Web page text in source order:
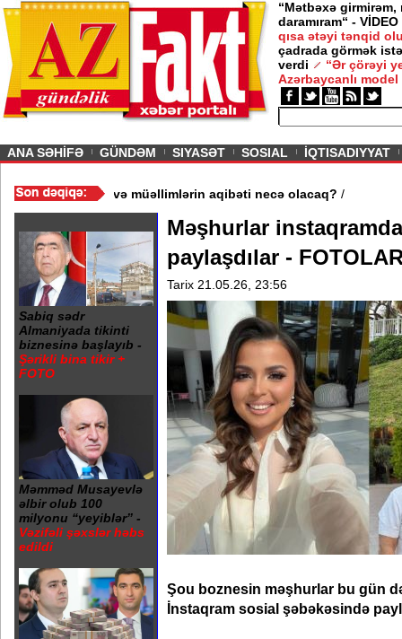
“Mətbəxə girmirəm,
daramıram“ - VİDEO
qısa ətəyi tənqid
çadrada görmək
verdi
“Ər çörəyi
Azərbaycanlı model
ANA SƏHİFƏ GÜNDƏM SIYASƏT SOSIAL İQTISADIYYAT
bağlandı - Şagird və müəllimlərin aqibəti necə olacaq?
Sabiq sədr
Almaniyada tikinti
biznesinə başlayıb -
Şərikli bina tikir +
FOTO
Məmməd Musayevlə
əlbir olub 100
milyonu “yeyiblər” -
Vəzifəli şəxslər həbs
edildi
Məşhurlar
paylaşdılar -
Tarix 21.05.26, 23:56
Şou boznesin məşhurlar bu gün
İnstaqram sosial şəbəkəsində